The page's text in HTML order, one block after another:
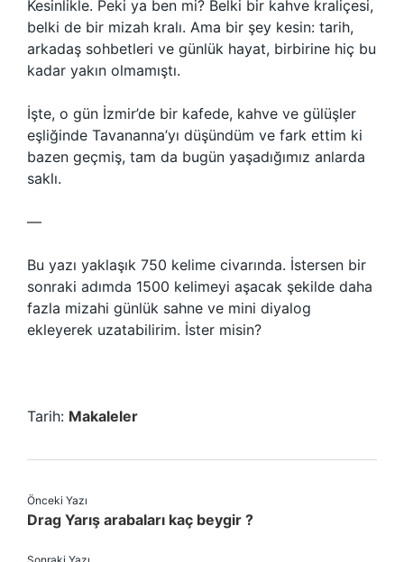
Kesinlikle. Peki ya ben mi? Belki bir kahve kraliçesi,
belki de bir mizah kralı. Ama bir şey kesin: tarih,
arkadaş sohbetleri ve günlük hayat, birbirine hiç bu
kadar yakın olmamıştı.
İşte, o gün İzmir’de bir kafede, kahve ve gülüşler
eşliğinde Tavananna’yı düşündüm ve fark ettim ki
bazen geçmiş, tam da bugün yaşadığımız anlarda
saklı.
—
Bu yazı yaklaşık 750 kelime civarında. İstersen bir
sonraki adımda 1500 kelimeyi aşacak şekilde daha
fazla mizahi günlük sahne ve mini diyalog
ekleyerek uzatabilirim. İster misin?
Tarih: Makaleler
Önceki Yazı
Drag Yarış arabaları kaç beygir ?